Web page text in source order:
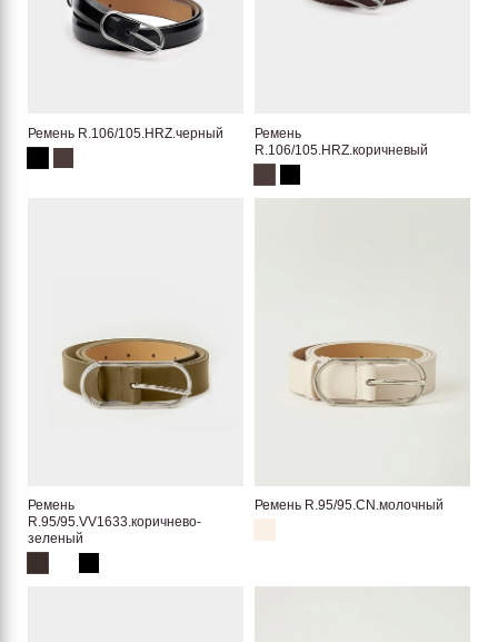
Ремень R.106/105.HRZ.черный
Ремень
R.106/105.HRZ.коричневый
Ремень
R.95/95.VV1633.коричнево-
зеленый
Ремень R.95/95.CN.молочный